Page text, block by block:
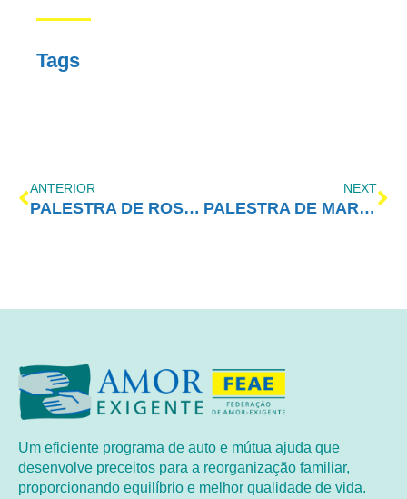
Tags
ANTERIOR
PALESTRA DE ROSSANDRO KLINJEY – CONGRESSO AMOR-EXIGENTE 2019
NEXT
PALESTRA DE MARIA TEREZA MALDONADO – CONGRESSO AMOR-EXIGENTE 2019
Um eficiente programa de auto e mútua ajuda que
desenvolve preceitos para a reorganização familiar,
proporcionando equilíbrio e melhor qualidade de vida.